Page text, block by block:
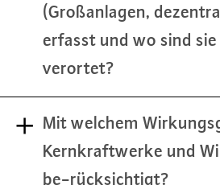
(Großanlagen,
erfasst und wo sind sie
verortet?
Mit welchem
Kernkraftwerke und
be-rücksichtigt?